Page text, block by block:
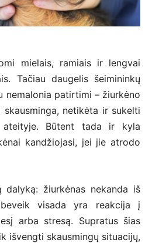
mielais, ramiais ir lengvai
Tačiau daugelis šeimininkų
nemalonia patirtimi – žiurkėno
netikėta ir sukelti
Būtent tada ir kyla
kandžiojasi, jei jie atrodo
dalyką: žiurkėnas nekanda iš
visada yra reakcija į
arba stresą. Supratus šias
išvengti skausmingų situacijų,